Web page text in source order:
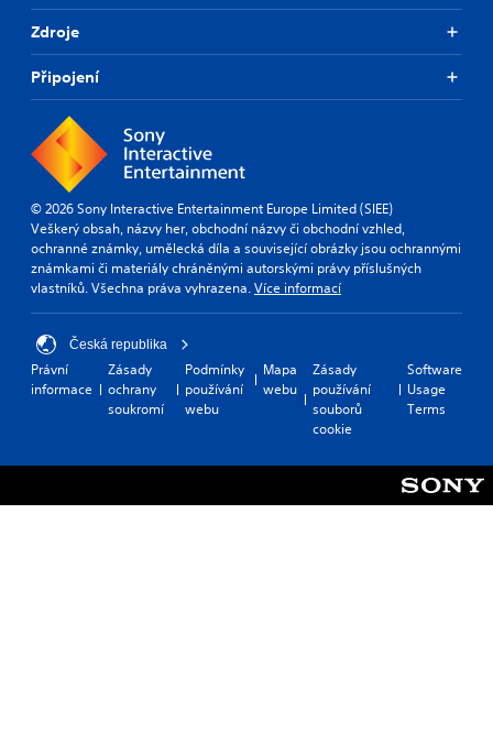
Zdroje
Připojení
© 2026 Sony Interactive Entertainment Europe Limited (SIEE)
Veškerý obsah, názvy her, obchodní názvy či obchodní vzhled,
ochranné známky, umělecká díla a související obrázky jsou ochrannými
známkami či materiály chráněnými autorskými právy příslušných
vlastníků. Všechna práva vyhrazena.Více informací
Česká republika
Právní
informace
Zásady
ochrany
soukromí
Podmínky
používání
webu
Mapa
webu
Zásady
používání
souborů
cookie
Software
Usage
Terms